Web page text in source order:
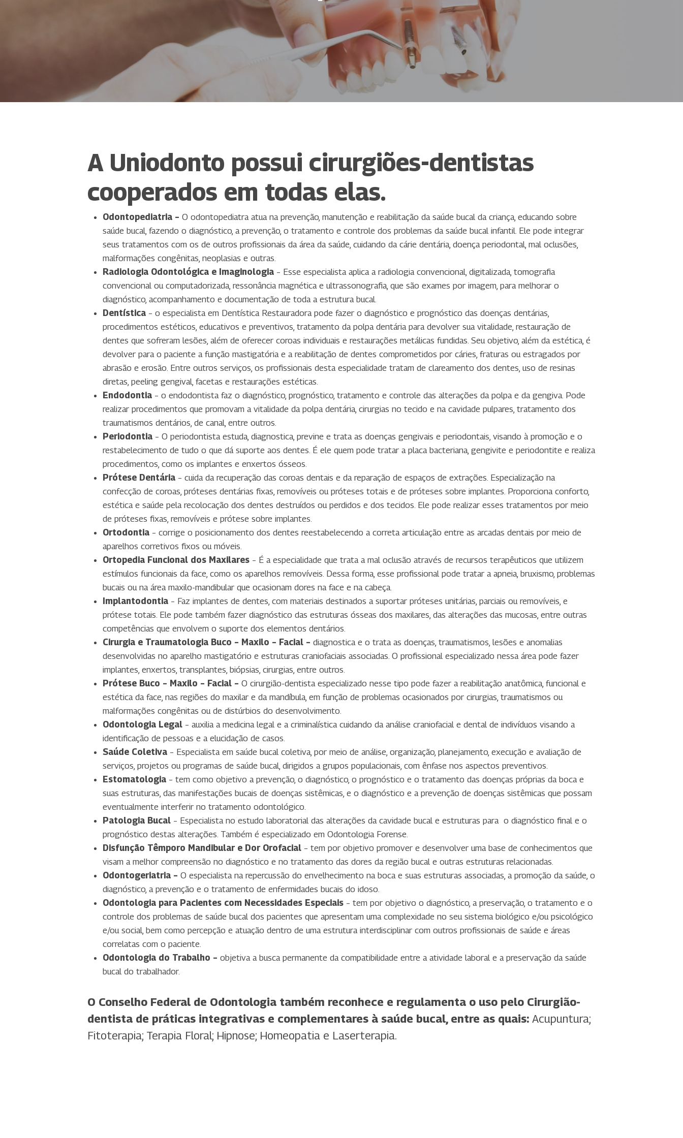
A Uniodonto possui cirurgiões-dentistas
cooperados em todas elas.
Odontopediatria – O odontopediatra atua na prevenção, manutenção e reabilitação da saúde bucal da criança, educando sobre
saúde bucal, fazendo o diagnóstico, a prevenção, o tratamento e controle dos problemas da saúde bucal infantil. Ele pode integrar
seus tratamentos com os de outros profissionais da área da saúde, cuidando da cárie dentária, doença periodontal, mal oclusões,
malformações congênitas, neoplasias e outras.
Radiologia Odontológica e Imaginologia – Esse especialista aplica a radiologia convencional, digitalizada, tomografia
convencional ou computadorizada, ressonância magnética e ultrassonografia, que são exames por imagem, para melhorar o
diagnóstico, acompanhamento e documentação de toda a estrutura bucal.
Dentística – o especialista em Dentística Restauradora pode fazer o diagnóstico e prognóstico das doenças dentárias,
procedimentos estéticos, educativos e preventivos, tratamento da polpa dentária para devolver sua vitalidade, restauração de
dentes que sofreram lesões, além de oferecer coroas individuais e restaurações metálicas fundidas. Seu objetivo, além da estética, é
devolver para o paciente a função mastigatória e a reabilitação de dentes comprometidos por cáries, fraturas ou estragados por
abrasão e erosão. Entre outros serviços, os profissionais desta especialidade tratam de clareamento dos dentes, uso de resinas
diretas, peeling gengival, facetas e restaurações estéticas.
Endodontia – o endodontista faz o diagnóstico, prognóstico, tratamento e controle das alterações da polpa e da gengiva. Pode
realizar procedimentos que promovam a vitalidade da polpa dentária, cirurgias no tecido e na cavidade pulpares, tratamento dos
traumatismos dentários, de canal, entre outros.
Periodontia – O periodontista estuda, diagnostica, previne e trata as doenças gengivais e periodontais, visando à promoção e o
restabelecimento de tudo o que dá suporte aos dentes. É ele quem pode tratar a placa bacteriana, gengivite e periodontite e realiza
procedimentos, como os implantes e enxertos ósseos.
Prótese Dentária – cuida da recuperação das coroas dentais e da reparação de espaços de extrações. Especialização na
confecção de coroas, próteses dentárias fixas, removíveis ou próteses totais e de próteses sobre implantes. Proporciona conforto,
estética e saúde pela recolocação dos dentes destruídos ou perdidos e dos tecidos. Ele pode realizar esses tratamentos por meio
de próteses fixas, removíveis e prótese sobre implantes.
Ortodontia – corrige o posicionamento dos dentes reestabelecendo a correta articulação entre as arcadas dentais por meio de
aparelhos corretivos fixos ou móveis.
Ortopedia Funcional dos Maxilares – É a especialidade que trata a mal oclusão através de recursos terapêuticos que utilizem
estímulos funcionais da face, como os aparelhos removíveis. Dessa forma, esse profissional pode tratar a apneia, bruxismo, problemas
bucais ou na área maxilo-mandibular que ocasionam dores na face e na cabeça.
Implantodontia – Faz implantes de dentes, com materiais destinados a suportar próteses unitárias, parciais ou removíveis, e
prótese totais. Ele pode também fazer diagnóstico das estruturas ósseas dos maxilares, das alterações das mucosas, entre outras
competências que envolvem o suporte dos elementos dentários.
Cirurgia e Traumatologia Buco – Maxilo – Facial – diagnostica e o trata as doenças, traumatismos, lesões e anomalias
desenvolvidas no aparelho mastigatório e estruturas craniofaciais associadas. O profissional especializado nessa área pode fazer
implantes, enxertos, transplantes, biópsias, cirurgias, entre outros.
Prótese Buco – Maxilo – Facial – O cirurgião-dentista especializado nesse tipo pode fazer a reabilitação anatômica, funcional e
estética da face, nas regiões do maxilar e da mandíbula, em função de problemas ocasionados por cirurgias, traumatismos ou
malformações congênitas ou de distúrbios do desenvolvimento.
Odontologia Legal – auxilia a medicina legal e a criminalística cuidando da análise craniofacial e dental de indivíduos visando a
identificação de pessoas e a elucidação de casos.
Saúde Coletiva – Especialista em saúde bucal coletiva, por meio de análise, organização, planejamento, execução e avaliação de
serviços, projetos ou programas de saúde bucal, dirigidos a grupos populacionais, com ênfase nos aspectos preventivos.
Estomatologia – tem como objetivo a prevenção, o diagnóstico, o prognóstico e o tratamento das doenças próprias da boca e
suas estruturas, das manifestações bucais de doenças sistêmicas, e o diagnóstico e a prevenção de doenças sistêmicas que possam
eventualmente interferir no tratamento odontológico.
Patologia Bucal – Especialista no estudo laboratorial das alterações da cavidade bucal e estruturas para o diagnóstico final e o
prognóstico destas alterações. Também é especializado em Odontologia Forense.
Disfunção Têmporo Mandibular e Dor Orofacial – tem por objetivo promover e desenvolver uma base de conhecimentos que
visam a melhor compreensão no diagnóstico e no tratamento das dores da região bucal e outras estruturas relacionadas.
Odontogeriatria – O especialista na repercussão do envelhecimento na boca e suas estruturas associadas, a promoção da saúde, o
diagnóstico, a prevenção e o tratamento de enfermidades bucais do idoso.
Odontologia para Pacientes com Necessidades Especiais – tem por objetivo o diagnóstico, a preservação, o tratamento e o
controle dos problemas de saúde bucal dos pacientes que apresentam uma complexidade no seu sistema biológico e/ou psicológico
e/ou social, bem como percepção e atuação dentro de uma estrutura interdisciplinar com outros profissionais de saúde e áreas
correlatas com o paciente.
Odontologia do Trabalho – objetiva a busca permanente da compatibilidade entre a atividade laboral e a preservação da saúde
bucal do trabalhador.
O Conselho Federal de Odontologia também reconhece e regulamenta o uso pelo Cirurgião-
dentista de práticas integrativas e complementares à saúde bucal, entre as quais: Acupuntura;
Fitoterapia; Terapia Floral; Hipnose; Homeopatia e Laserterapia.